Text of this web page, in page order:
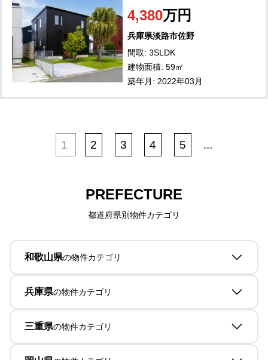
4,380万円
兵庫県淡路市佐野
間取: 3SLDK
建物面積: 59㎡
築年月: 2022年03月
1 2 3 4 5 ...
PREFECTURE
都道府県別物件カテゴリ
和歌山県の物件カテゴリ
兵庫県の物件カテゴリ
三重県の物件カテゴリ